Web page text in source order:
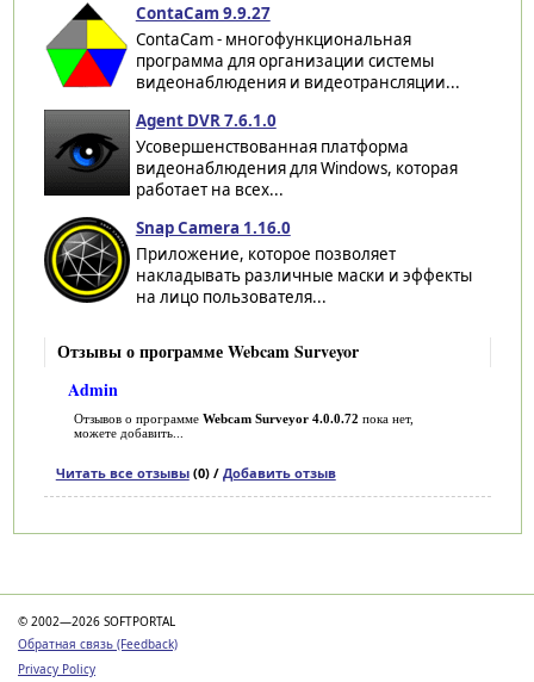
ContaCam 9.9.27
ContaCam - многофункциональная
программа для организации системы
видеонаблюдения и видеотрансляции...
Agent DVR 7.6.1.0
Усовершенствованная платформа
видеонаблюдения для Windows, которая
работает на всех...
Snap Camera 1.16.0
Приложение, которое позволяет
накладывать различные маски и эффекты
на лицо пользователя...
Отзывы о программе Webcam Surveyor
Admin
Отзывов о программе Webcam Surveyor 4.0.0.72 пока нет,
можете добавить...
Читать все отзывы(0) / Добавить отзыв
© 2002—2026 SOFTPORTAL
Обратная связь (Feedback)
Privacy Policy